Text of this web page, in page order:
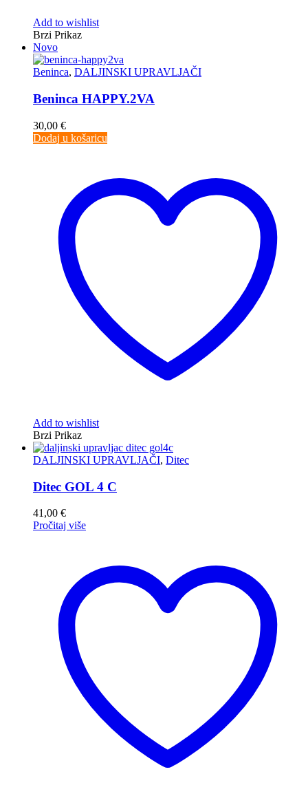
Add to wishlist
Brzi Prikaz
Novo
Beninca, DALJINSKI UPRAVLJAČI
Beninca HAPPY.2VA
30,00 €
Dodaj u košaricu
Add to wishlist
Brzi Prikaz
DALJINSKI UPRAVLJAČI, Ditec
Ditec GOL 4 C
41,00 €
Pročitaj više